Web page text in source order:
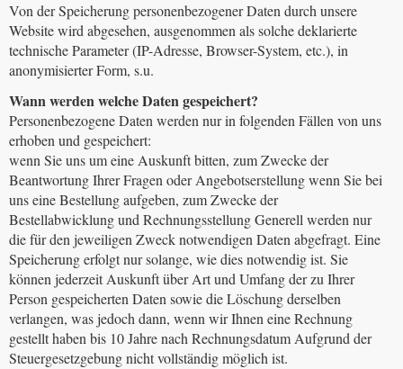
Von der Speicherung personenbezogener Daten durch unsere
Website wird abgesehen, ausgenommen als solche deklarierte
technische Parameter (IP-Adresse, Browser-System, etc.), in
anonymisierter Form, s.u.
Wann werden welche Daten gespeichert?
Personenbezogene Daten werden nur in folgenden Fällen von uns
erhoben und gespeichert:
wenn Sie uns um eine Auskunft bitten, zum Zwecke der
Beantwortung Ihrer Fragen oder Angebotserstellung wenn Sie bei
uns eine Bestellung aufgeben, zum Zwecke der
Bestellabwicklung und Rechnungsstellung Generell werden nur
die für den jeweiligen Zweck notwendigen Daten abgefragt. Eine
Speicherung erfolgt nur solange, wie dies notwendig ist. Sie
können jederzeit Auskunft über Art und Umfang der zu Ihrer
Person gespeicherten Daten sowie die Löschung derselben
verlangen, was jedoch dann, wenn wir Ihnen eine Rechnung
gestellt haben bis 10 Jahre nach Rechnungsdatum Aufgrund der
Steuergesetzgebung nicht vollständig möglich ist.